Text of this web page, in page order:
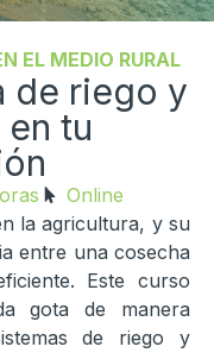
EL MEDIO RURAL
de riego y
en tu
Online
la agricultura, y su
entre una cosecha
Este curso
gota de manera
de riego y